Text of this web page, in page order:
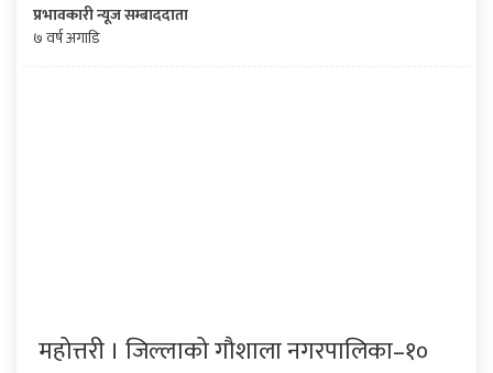
प्रभावकारी न्यूज सम्बाददाता
७ वर्ष अगाडि
महोत्तरी । जिल्लाको गौशाला नगरपालिका–१०